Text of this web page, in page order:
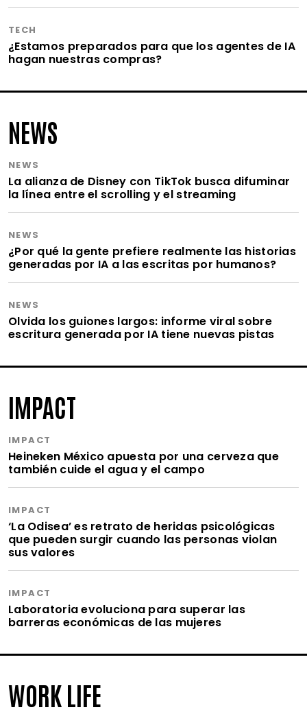
TECH
¿Estamos preparados para que los agentes de IA
hagan nuestras compras?
NEWS
NEWS
La alianza de Disney con TikTok busca difuminar
la línea entre el scrolling y el streaming
NEWS
¿Por qué la gente prefiere realmente las historias
generadas por IA a las escritas por humanos?
NEWS
Olvida los guiones largos: informe viral sobre
escritura generada por IA tiene nuevas pistas
IMPACT
IMPACT
Heineken México apuesta por una cerveza que
también cuide el agua y el campo
IMPACT
‘La Odisea’ es retrato de heridas psicológicas
que pueden surgir cuando las personas violan
sus valores
IMPACT
Laboratoria evoluciona para superar las
barreras económicas de las mujeres
WORK LIFE